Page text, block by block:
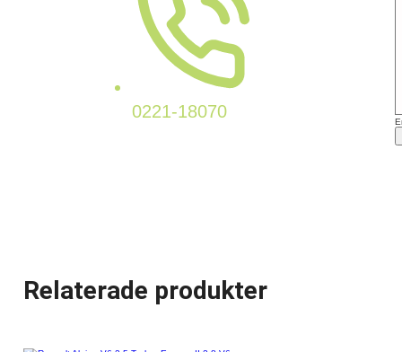
0221-18070
Relaterade produkter